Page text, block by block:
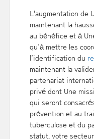
L'augmentation de
maintenant la
au bénéfice et à
qu’à mettre les
l’identification du
maintenant la
partenariat
privé dont Une
qui seront
prévention et au
tuberculose et du
statut, votre